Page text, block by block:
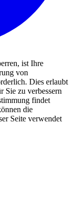
ist Ihre
von
Dies erlaubt
Sie zu verbessern
findet
die
Seite verwendet